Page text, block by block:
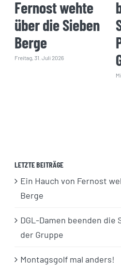
Fernost wehte
über die Sieben
Berge
Freitag, 31. Juli 2026
LETZTE BEITRÄGE
Ein Hauch von Fernost
Berge
DGL-Damen beenden die
der Gruppe
Montagsgolf mal anders!